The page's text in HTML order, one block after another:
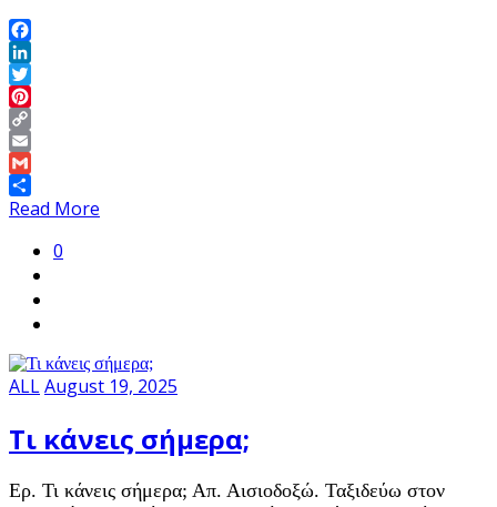
Facebook
LinkedIn
Twitter
Pinterest
Copy
Link
Email
Gmail
Share
Read More
0
ALLAugust 19, 2025
Τι κάνεις σήμερα;
Ερ. Τι κάνεις σήμερα; Απ. Αισιοδοξώ. Ταξιδεύω στον